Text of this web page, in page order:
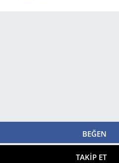
BEĞEN
TAKIP ET